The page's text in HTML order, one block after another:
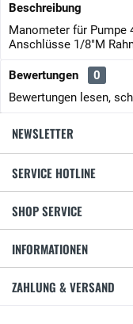
Beschreibung
Manometer für Pumpe
Anschlüsse 1/8"M
Bewertungen
0
Bewertungen lesen,
NEWSLETTER
SERVICE HOTLINE
SHOP SERVICE
INFORMATIONEN
ZAHLUNG & VERSAND